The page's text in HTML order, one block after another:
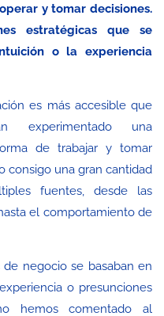
y tomar decisiones.
estratégicas que se
o la experiencia
es más accesible que
experimentado una
de trabajar y tomar
consigo una gran cantidad
fuentes, desde las
el comportamiento de
de negocio se basaban en
o presunciones
hemos comentado al